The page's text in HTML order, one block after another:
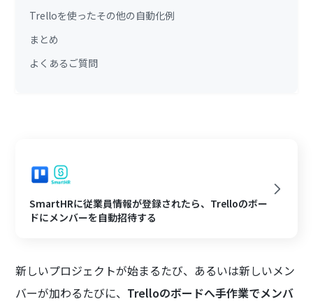
Trelloを使ったその他の自動化例
まとめ
よくあるご質問
SmartHRに従業員情報が登録されたら、Trelloのボー
ドにメンバーを自動招待する
新しいプロジェクトが始まるたび、あるいは新しいメン
バーが加わるたびに、 Trelloのボードへ手作業でメンバ